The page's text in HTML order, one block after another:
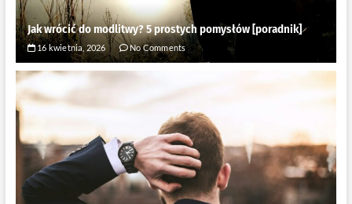
Jak wrócić do modlitwy? 5 prostych pomysłów [poradnik]
16 kwietnia, 2026 No Comments